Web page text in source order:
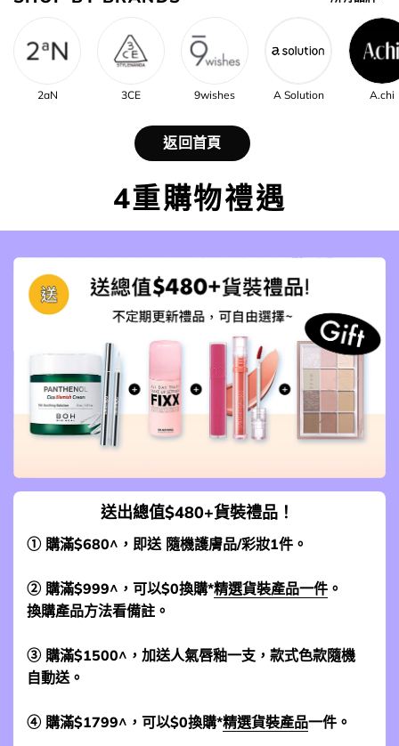
2aN 3CE 9wishes A Solution A.chi
返回首頁
4重購物禮遇
送出總值$480+貨裝禮品！
① 購滿$680^，即送 隨機護膚品/彩妝1件。
② 購滿$999^，可以$0換購*精選貨裝產品一件 。
換購產品方法看備註。
③ 購滿$1500^，加送人氣唇釉一支，款式色款隨機
自動送。
④ 購滿$1799^，可以$0換購*精選貨裝產品一件。